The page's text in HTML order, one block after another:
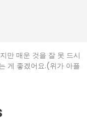
만 매운 것을 잘 못 드시
게 좋겠어요.(위가 아플